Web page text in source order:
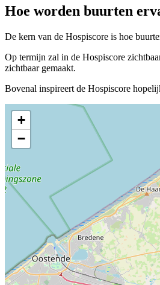
Hoe worden buurten
De kern van de Hospiscore is hoe
Op termijn zal in de Hospiscore
zichtbaar gemaakt.
Bovenal inspireert de Hospiscore
+
−